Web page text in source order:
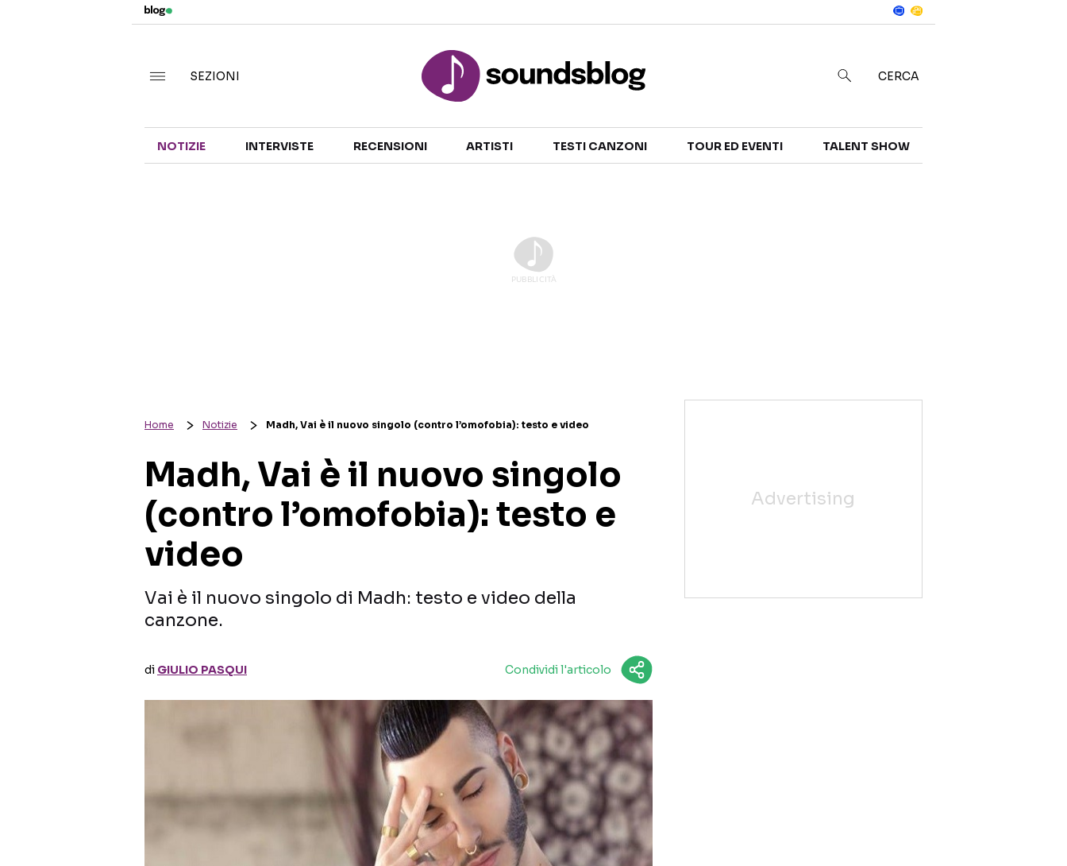
TALENT SHOW
SEZIONI CERCA
NOTIZIE INTERVISTE RECENSIONI ARTISTI TESTI CANZONI TOUR ED EVENTI TALENT SHOW
Home Notizie Madh, Vai è il nuovo singolo (contro l’omofobia): testo e video
Madh, Vai è il nuovo singolo
(contro l’omofobia): testo e
video
Vai è il nuovo singolo di Madh: testo e video della
canzone.
di GIULIO PASQUI Condividi l'articolo